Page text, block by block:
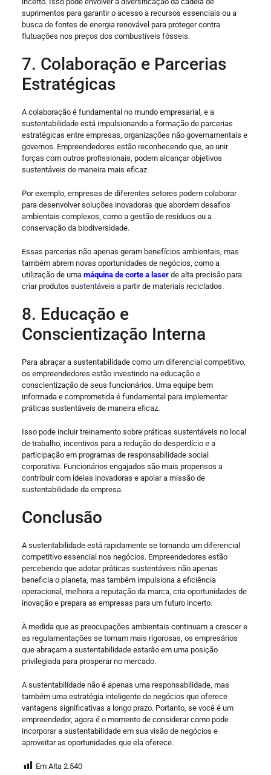
suprimentos para garantir o acesso a recursos essenciais ou a
busca de fontes de energia renovável para proteger contra
flutuações nos preços dos combustíveis fósseis.
7. Colaboração e Parcerias
Estratégicas
A colaboração é fundamental no mundo empresarial, e a
sustentabilidade está impulsionando a formação de parcerias
estratégicas entre empresas, organizações não governamentais e
governos. Empreendedores estão reconhecendo que, ao unir
forças com outros profissionais, podem alcançar objetivos
sustentáveis ​​de maneira mais eficaz.
Por exemplo, empresas de diferentes setores podem colaborar
para desenvolver soluções inovadoras que abordem desafios
ambientais complexos, como a gestão de resíduos ou a
conservação da biodiversidade.
Essas parcerias não apenas geram benefícios ambientais, mas
também abrem novas oportunidades de negócios, como a
utilização de uma máquina de corte a laserde alta precisão para
criar produtos sustentáveis a partir de materiais reciclados.
8. Educação e
Conscientização Interna
Para abraçar a sustentabilidade como um diferencial competitivo,
os empreendedores estão investindo na educação e
conscientização de seus funcionários. Uma equipe bem
informada e comprometida é fundamental para implementar
práticas sustentáveis ​​de maneira eficaz.
Isso pode incluir treinamento sobre práticas sustentáveis ​​no local
de trabalho, incentivos para a redução do desperdício e a
participação em programas de responsabilidade social
corporativa. Funcionários engajados são mais propensos a
contribuir com ideias inovadoras e apoiar a missão de
sustentabilidade da empresa.
Conclusão
A sustentabilidade está rapidamente se tornando um diferencial
competitivo essencial nos negócios. Empreendedores estão
percebendo que adotar práticas sustentáveis ​​não apenas
beneficia o planeta, mas também impulsiona a eficiência
operacional, melhora a reputação da marca, cria oportunidades de
inovação e prepara as empresas para um futuro incerto.
À medida que as preocupações ambientais continuam a crescer e
as regulamentações se tornam mais rigorosas, os empresários
que abraçam a sustentabilidade estarão em uma posição
privilegiada para prosperar no mercado.
A sustentabilidade não é apenas uma responsabilidade, mas
também uma estratégia inteligente de negócios que oferece
vantagens significativas a longo prazo. Portanto, se você é um
empreendedor, agora é o momento de considerar como pode
incorporar a sustentabilidade em sua visão de negócios e
aproveitar as oportunidades que ela oferece.
Em Alta 2.540